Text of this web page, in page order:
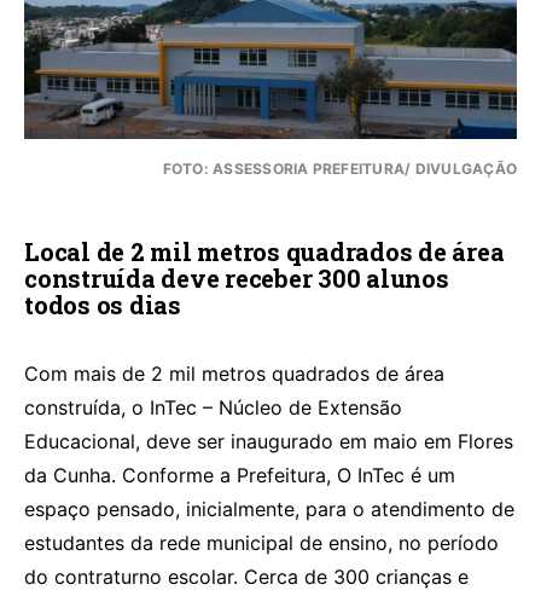
FOTO: ASSESSORIA PREFEITURA/ DIVULGAÇÃO
Local de 2 mil metros quadrados de área
construída deve receber 300 alunos
todos os dias
Com mais de 2 mil metros quadrados de área
construída, o InTec – Núcleo de Extensão
Educacional, deve ser inaugurado em maio em Flores
da Cunha. Conforme a Prefeitura, O InTec é um
espaço pensado, inicialmente, para o atendimento de
estudantes da rede municipal de ensino, no período
do contraturno escolar. Cerca de 300 crianças e